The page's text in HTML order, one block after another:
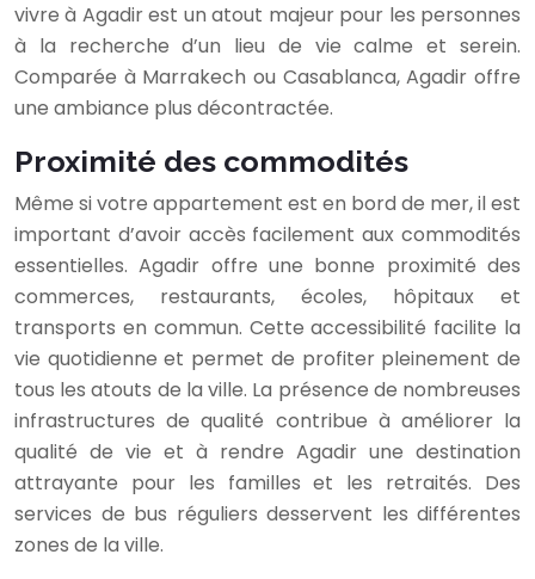
vivre à Agadir est un atout majeur pour les personnes
à la recherche d’un lieu de vie calme et serein.
Comparée à Marrakech ou Casablanca, Agadir offre
une ambiance plus décontractée.
Proximité des commodités
Même si votre appartement est en bord de mer, il est
important d’avoir accès facilement aux commodités
essentielles. Agadir offre une bonne proximité des
commerces, restaurants, écoles, hôpitaux et
transports en commun. Cette accessibilité facilite la
vie quotidienne et permet de profiter pleinement de
tous les atouts de la ville. La présence de nombreuses
infrastructures de qualité contribue à améliorer la
qualité de vie et à rendre Agadir une destination
attrayante pour les familles et les retraités. Des
services de bus réguliers desservent les différentes
zones de la ville.